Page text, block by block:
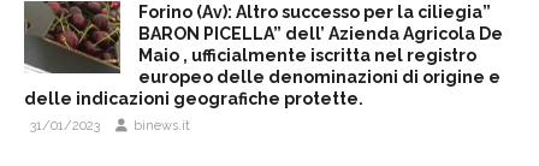
Forino (Av): Altro successo per la ciliegia”
BARON PICELLA” dell’ Azienda Agricola De
Maio , ufficialmente iscritta nel registro
europeo delle denominazioni di origine e
delle indicazioni geografiche protette.
31/01/2023 binews.it